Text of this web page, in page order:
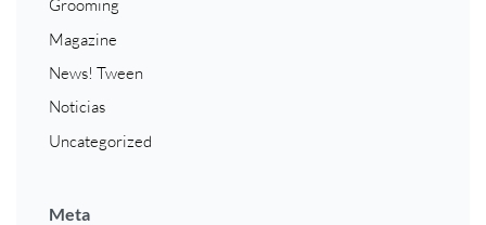
Grooming
Magazine
News! Tween
Noticias
Uncategorized
Meta